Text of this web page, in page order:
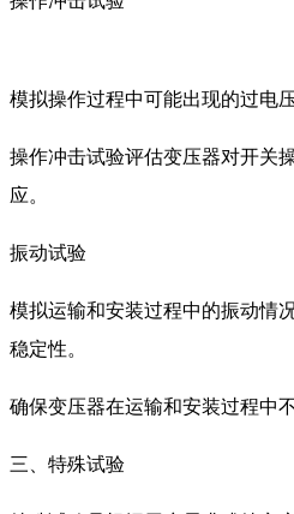
模拟操作过程中可能出现的过电
操作冲击试验评估变压器对开关
应。
振动试验
模拟运输和安装过程中的振动情
稳定性。
确保变压器在运输和安装过程中
三、特殊试验